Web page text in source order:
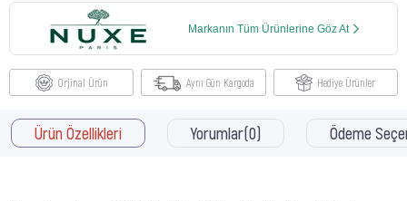
Markanın Tüm Ürünlerine Göz At
Orjinal Ürün Aynı Gün Kargoda Hediye Ürünler
Ürün Özellikleri Yorumlar(0) Ödeme